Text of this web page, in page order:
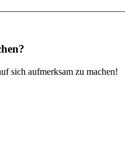
sich aufmerksam zu machen!